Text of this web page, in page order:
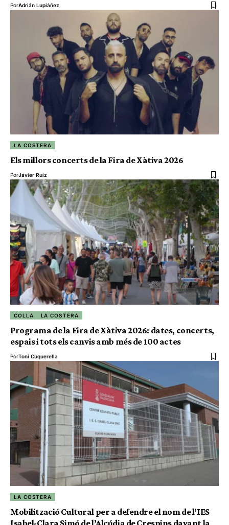
PorAdrián Lupiáñez
LA COSTERA
Els millors concerts de la Fira de Xàtiva 2026
PorJavier Ruiz
COLLA LA COSTERA
Programa de la Fira de Xàtiva 2026: dates, concerts,
espais i tots els canvis amb més de 100 actes
PorToni Cuquerella
LA COSTERA
Mobilització Cultural per a defendre el nom de l’IES
Isabel-Clara Simó de l’Alcúdia de Crespins davant la